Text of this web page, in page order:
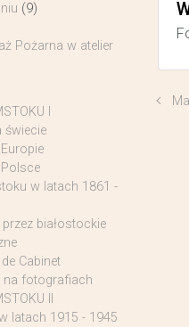
(9)
Pożarna w atelier
I
świecie
w latach 1861 -
białostockie
Cabinet
na fotografiach
II
latach 1915 - 1945